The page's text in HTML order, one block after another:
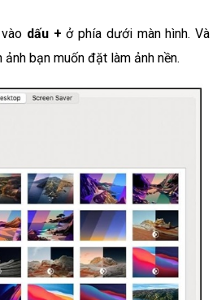
dấu + ở phía dưới màn hình. Và
bạn muốn đặt làm ảnh nền.